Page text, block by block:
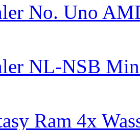
No. Uno
NL-NSB
Ram 4x